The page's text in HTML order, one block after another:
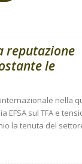
reputazione
le
nella
EFSA sul TFA e
la tenuta del